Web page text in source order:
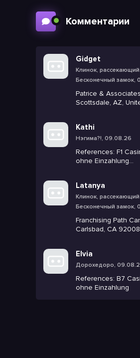
Комментарии
Gidget
Клинок,
Бесконечный замок,
Patrice & Associates
Scottsdale, AZ,
Kathi
Нэгима?!, 09.08.26
References: F1 Casino Bonus
ohne Einzahlung
Latanya
Клинок,
Бесконечный замок,
Franchising Path
Carlsbad, СA
Elvia
Дорохедоро,
References: B7 Casino Bonus
ohne Einzahlung